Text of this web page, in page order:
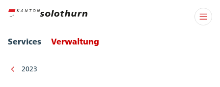
Services Verwaltung
2023